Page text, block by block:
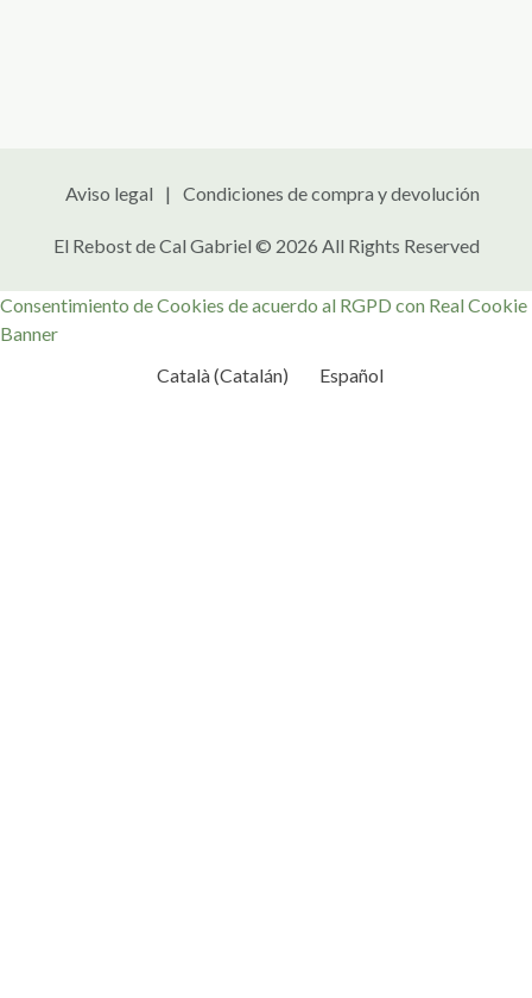
El Rebost de Cal Gabriel © 2026 All Rights Reserved
Aviso legal Condiciones de compra y devolución
Consentimiento de Cookies de acuerdo al RGPD con Real Cookie
Banner
Català(Catalán) Español